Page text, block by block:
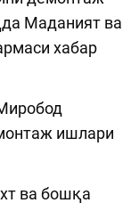
Маданият ва
хабар
ишлари
ва бошқа